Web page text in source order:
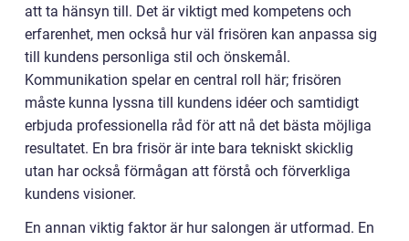
att ta hänsyn till. Det är viktigt med kompetens och
erfarenhet, men också hur väl frisören kan anpassa sig
till kundens personliga stil och önskemål.
Kommunikation spelar en central roll här; frisören
måste kunna lyssna till kundens idéer och samtidigt
erbjuda professionella råd för att nå det bästa möjliga
resultatet. En bra frisör är inte bara tekniskt skicklig
utan har också förmågan att förstå och förverkliga
kundens visioner.
En annan viktig faktor är hur salongen är utformad. En